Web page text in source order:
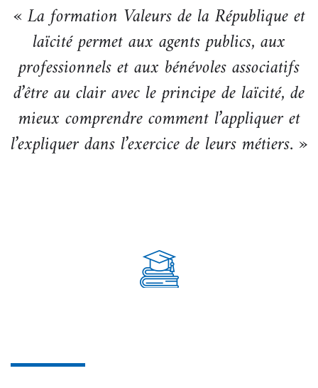
« La formation Valeurs de la République et
laïcité permet aux agents publics, aux
professionnels et aux bénévoles associatifs
d’être au clair avec le principe de laïcité, de
mieux comprendre comment l’appliquer et
l’expliquer dans l’exercice de leurs métiers. »